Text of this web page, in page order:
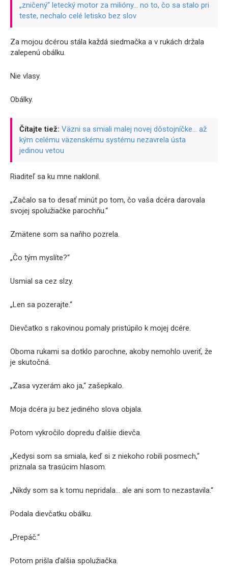
„zničený“ letecký motor za milióny… no to, čo sa stalo pri
teste, nechalo celé letisko bez slov
Za mojou dcérou stála každá siedmačka a v rukách držala
zalepenú obálku.
Nie vlasy.
Obálky.
Čítajte tiež: Väzni sa smiali malej novej dôstojníčke… až
kým celému väzenskému systému nezavrela ústa
jedinou vetou
Riaditeľ sa ku mne naklonil.
„Začalo sa to desať minút po tom, čo vaša dcéra darovala
svojej spolužiačke parochňu.“
Zmätene som sa naňho pozrela.
„Čo tým myslíte?“
Usmial sa cez slzy.
„Len sa pozerajte.“
Dievčatko s rakovinou pomaly pristúpilo k mojej dcére.
Oboma rukami sa dotklo parochne, akoby nemohlo uveriť, že
je skutočná.
„Zasa vyzerám ako ja,“ zašepkalo.
Moja dcéra ju bez jediného slova objala.
Potom vykročilo dopredu ďalšie dievča.
„Kedysi som sa smiala, keď si z niekoho robili posmech,“
priznala sa trasúcim hlasom.
„Nikdy som sa k tomu nepridala… ale ani som to nezastavila.“
Podala dievčatku obálku.
„Prepáč.“
Potom prišla ďalšia spolužiačka.